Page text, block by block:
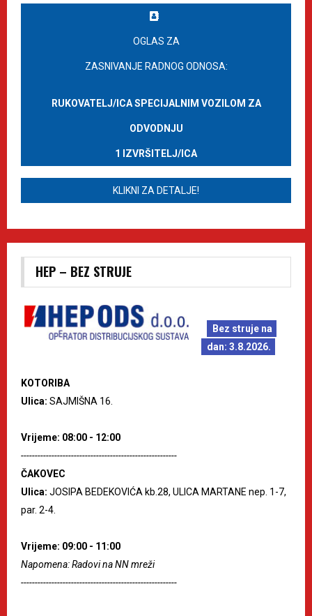
OGLAS ZA
ZASNIVANJE RADNOG ODNOSA:
RUKOVATELJ/ICA SPECIJALNIM VOZILOM ZA
ODVODNJU
1 IZVRŠITELJ/ICA
KLIKNI ZA DETALJE!
HEP – BEZ STRUJE
Bez struje na
dan: 3.8.2026.
KOTORIBA
Ulica: SAJMIŠNA 16.
Vrijeme: 08:00 - 12:00
--------------------------------------------------------
ČAKOVEC
Ulica: JOSIPA BEDEKOVIĆA kb.28, ULICA MARTANE nep. 1-7,
par. 2-4.
Vrijeme: 09:00 - 11:00
Napomena: Radovi na NN mreži
--------------------------------------------------------